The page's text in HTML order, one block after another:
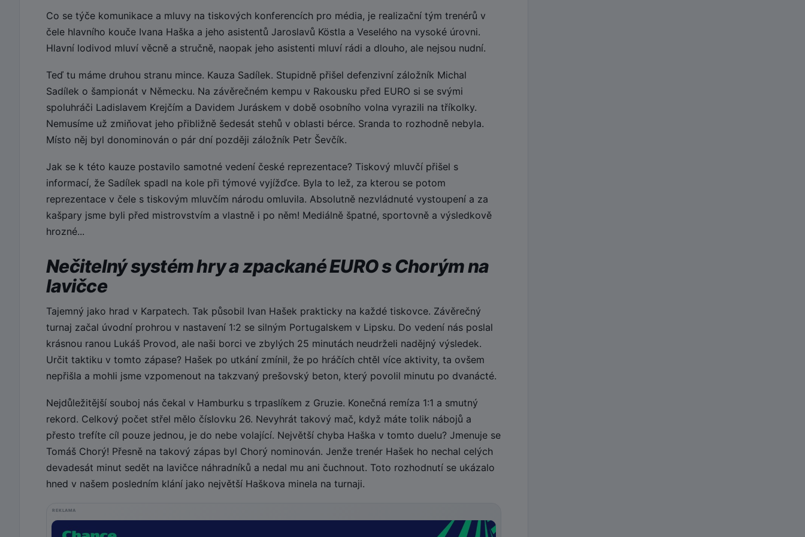
Co se týče komunikace a mluvy na tiskových konferencích pro média, je realizační tým trenérů v
čele hlavního kouče Ivana Haška a jeho asistentů Jaroslavů Köstla a Veselého na vysoké úrovni.
Hlavní lodivod mluví věcně a stručně, naopak jeho asistenti mluví rádi a dlouho, ale nejsou nudní.
Teď tu máme druhou stranu mince. Kauza Sadílek. Stupidně přišel defenzivní záložník Michal
Sadílek o šampionát v Německu. Na závěrečném kempu v Rakousku před EURO si se svými
spoluhráči Ladislavem Krejčím a Davidem Juráskem v době osobního volna vyrazili na tříkolky.
Nemusíme už zmiňovat jeho přibližně šedesát stehů v oblasti bérce. Sranda to rozhodně nebyla.
Místo něj byl donominován o pár dní později záložník Petr Ševčík.
Jak se k této kauze postavilo samotné vedení české reprezentace? Tiskový mluvčí přišel s
informací, že Sadílek spadl na kole při týmové vyjížďce. Byla to lež, za kterou se potom
reprezentace v čele s tiskovým mluvčím národu omluvila. Absolutně nezvládnuté vystoupení a za
kašpary jsme byli před mistrovstvím a vlastně i po něm! Mediálně špatné, sportovně a výsledkově
hrozné...
Nečitelný systém hry a zpackané EURO s Chorým na
lavičce
Tajemný jako hrad v Karpatech. Tak působil Ivan Hašek prakticky na každé tiskovce. Závěrečný
turnaj začal úvodní prohrou v nastavení 1:2 se silným Portugalskem v Lipsku. Do vedení nás poslal
krásnou ranou Lukáš Provod, ale naši borci ve zbylých 25 minutách neudrželi nadějný výsledek.
Určit taktiku v tomto zápase? Hašek po utkání zmínil, že po hráčích chtěl více aktivity, ta ovšem
nepřišla a mohli jsme vzpomenout na takzvaný prešovský beton, který povolil minutu po dvanácté.
Nejdůležitější souboj nás čekal v Hamburku s trpaslíkem z Gruzie. Konečná remíza 1:1 a smutný
rekord. Celkový počet střel mělo číslovku 26. Nevyhrát takový mač, když máte tolik nábojů a
přesto trefíte cíl pouze jednou, je do nebe volající. Největší chyba Haška v tomto duelu? Jmenuje se
Tomáš Chorý! Přesně na takový zápas byl Chorý nominován. Jenže trenér Hašek ho nechal celých
devadesát minut sedět na lavičce náhradníků a nedal mu ani čuchnout. Toto rozhodnutí se ukázalo
hned v našem posledním klání jako největší Haškova minela na turnaji.
REKLAMA